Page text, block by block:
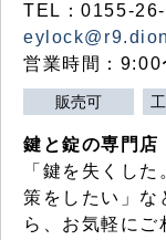
TEL：0155-
営業時間：9:00
販売可
鍵と錠の専門店
「鍵を失くし
策をしたい」な
ら、お気軽にご